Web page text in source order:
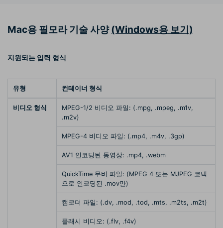
Mac용 필모라 기술 사양(Windows용 보기)
지원되는 입력 형식
유형 컨테이너 형식
비디오 형식
MPEG-1/2 비디오 파일: (.mpg, .mpeg, .m1v,
.m2v)
MPEG-4 비디오 파일: (.mp4, .m4v, .3gp)
AV1 인코딩된 동영상: .mp4, .webm
QuickTime 무비 파일: (MPEG 4 또는 MJPEG 코덱
으로 인코딩된 .mov만)
캠코더 파일: (.dv, .mod, .tod, .mts, .m2ts, .m2t)
플래시 비디오: (.flv, .f4v)